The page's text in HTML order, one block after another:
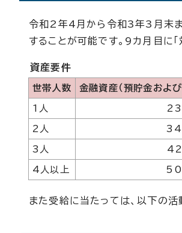
令和2年4月から令和3年3月末
することが可能です。9カ月目に
資産要件
世帯人数 金融資産（預貯金およ
1人
2人
3人
4人以上
また受給に当たっては、以下の活